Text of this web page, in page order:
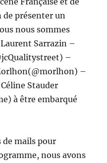
de présenter un
nous sommes
Sarrazin –
–
–
Stauder
à être embarqué
de mails pour
nous avons